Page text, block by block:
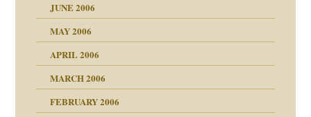
JUNE 2006
MAY 2006
APRIL 2006
MARCH 2006
FEBRUARY 2006